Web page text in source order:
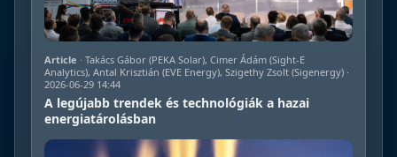
Article · Takács Gábor (PEKA Solar), Cimer Ádám (Sight-E
Analytics), Antal Krisztián (EVE Energy), Szigethy Zsolt (Sigenergy) ·
2026-06-29 14:44
A legújabb trendek és technológiák a hazai
energiatárolásban